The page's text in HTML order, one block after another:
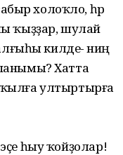
холоҡло, һәр
ҡыҙҙар, шулай
килде-ә ниңә
Хатта
ултыртырға
һыу ҡойҙолар!